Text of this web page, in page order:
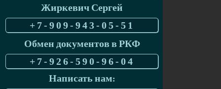
Жиркевич Сергей
+7-909-943-05-51
Обмен документов в РКФ
+7-926-590-96-04
Написать нам: